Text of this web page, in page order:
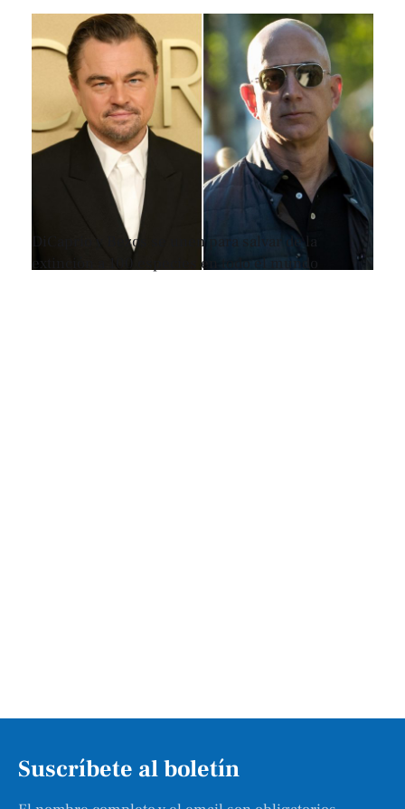
DiCaprio y Bezos se unen para salvar de la
extinción a 100 especies en todo el mundo
Suscríbete al boletín